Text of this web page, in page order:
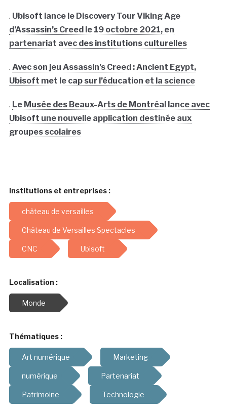
. Ubisoft lance le Discovery Tour Viking Age
d’Assassin’s Creed le 19 octobre 2021, en
partenariat avec des institutions culturelles
. Avec son jeu Assassin’s Creed : Ancient Egypt,
Ubisoft met le cap sur l’éducation et la science
. Le Musée des Beaux-Arts de Montréal lance avec
Ubisoft une nouvelle application destinée aux
groupes scolaires
Institutions et entreprises :
château de versailles
Château de Versailles Spectacles
CNC Ubisoft
Localisation :
Monde
Thématiques :
Art numérique Marketing
numérique Partenariat
Patrimoine Technologie